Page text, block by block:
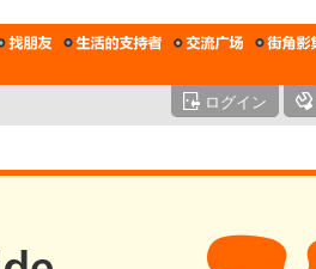
ログイン